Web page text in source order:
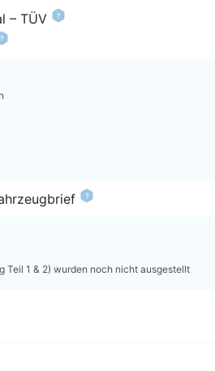
– TÜV
Teil 1 & 2) wurden noch nicht ausgestellt